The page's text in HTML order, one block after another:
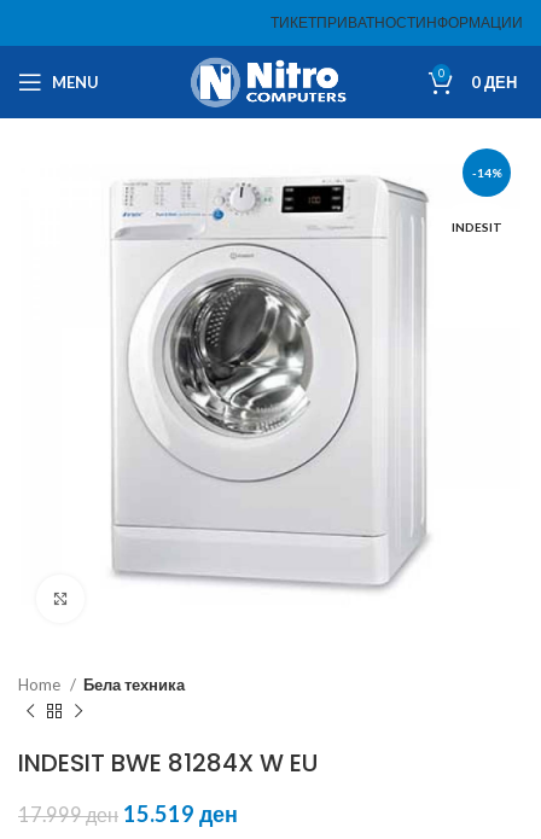
ТИКЕТПРИВАТНОСТИНФОРМАЦИИ
MENU 0 0ДЕН
-14%
INDESIT
Home Бела техника
INDESIT BWE 81284X W EU
17.999ден 15.519 ден